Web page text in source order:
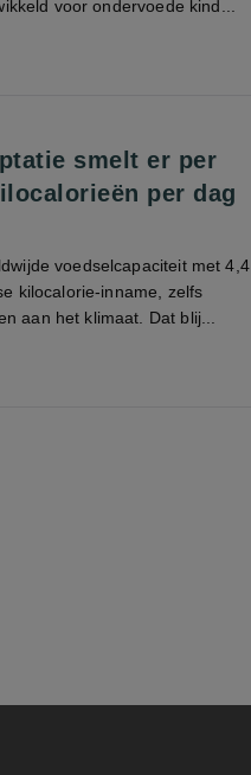
voor ondervoede kind...
smelt er per
per dag
voedselcapaciteit met 4,4
kilocalorie-inname, zelfs
aan het klimaat. Dat blij...